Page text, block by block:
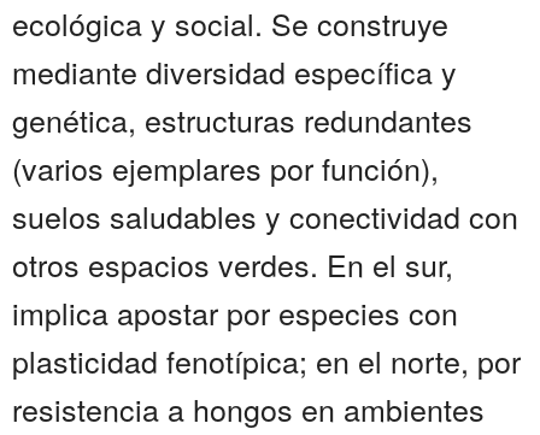
ecológica y social. Se construye
mediante diversidad específica y
genética, estructuras redundantes
(varios ejemplares por función),
suelos saludables y conectividad con
otros espacios verdes. En el sur,
implica apostar por especies con
plasticidad fenotípica; en el norte, por
resistencia a hongos en ambientes